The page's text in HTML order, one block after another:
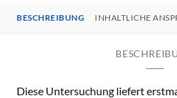
BESCHREIBUNG INHALTLICHE
Diese Untersuchung liefert